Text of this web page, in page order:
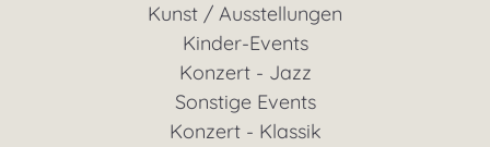
Kunst / Ausstellungen
Kinder-Events
Konzert - Jazz
Sonstige Events
Konzert - Klassik